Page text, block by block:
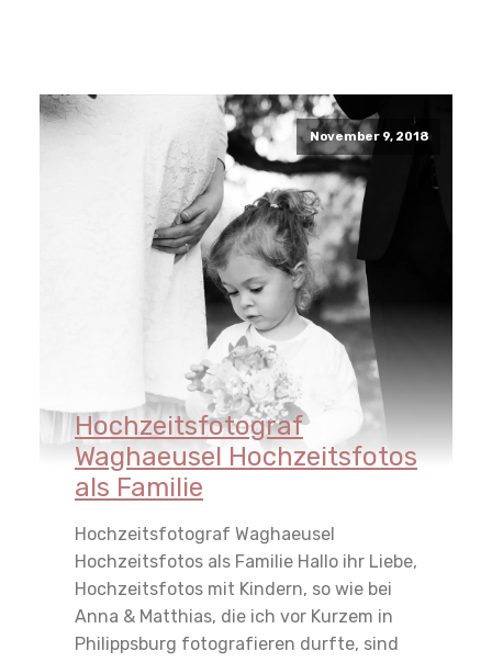
November 9, 2018
Hochzeitsfotograf
Waghaeusel Hochzeitsfotos
als Familie
Hochzeitsfotograf Waghaeusel
Hochzeitsfotos als Familie Hallo ihr Liebe,
Hochzeitsfotos mit Kindern, so wie bei
Anna & Matthias, die ich vor Kurzem in
Philippsburg fotografieren durfte, sind